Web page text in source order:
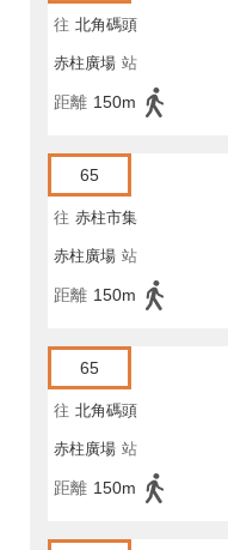
往 北角碼頭
赤柱廣場 站
距離 150m
65
往 赤柱市集
赤柱廣場 站
距離 150m
65
往 北角碼頭
赤柱廣場 站
距離 150m